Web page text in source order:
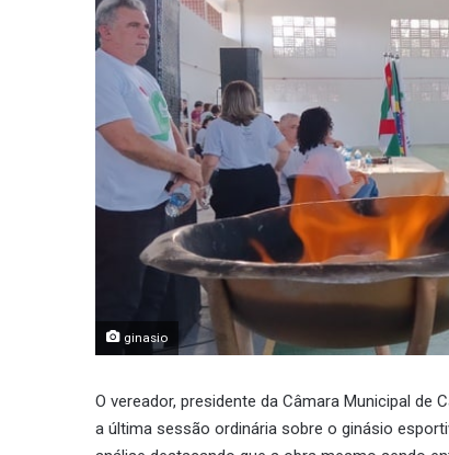
ginasio
O vereador, presidente da Câmara Municipal de
a última sessão ordinária sobre o ginásio